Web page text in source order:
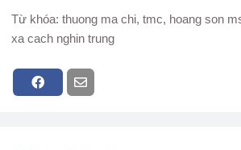
Từ khóa: thuong ma chi, tmc, hoang son
xa cach nghin trung